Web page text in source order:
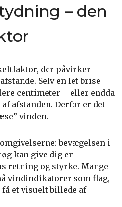
– den
der påvirker
Selv en let brise
centimeter – eller endda
afstanden. Derfor er det
vinden.
bevægelsen i
kan give dig en
retning og styrke. Mange
vindindikatorer som flag,
et visuelt billede af